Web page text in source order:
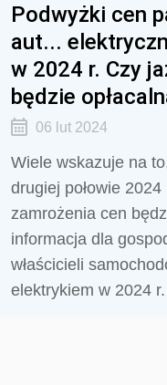
Podwyżki cen
aut...
w 2024 r. Czy
będzie
06 lut 2024
Wiele wskazuje na
drugiej połowie
zamrożenia cen
informacja dla
właścicieli
elektrykiem w 2024